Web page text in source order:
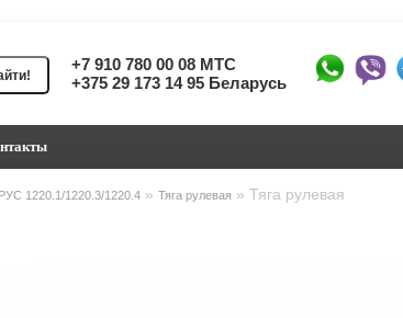
+7 910 780 00 08 МТС
+375 29 173 14 95 Беларусь
1220.1/1220.3/1220.4 » Тяга рулевая » Тяга рулевая